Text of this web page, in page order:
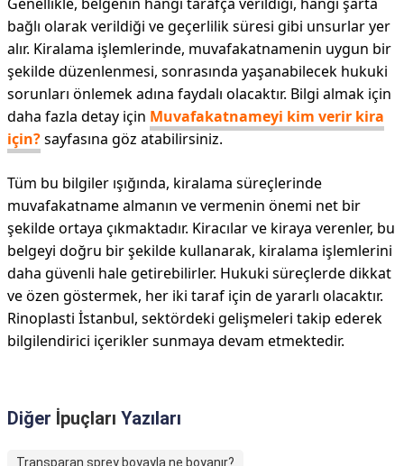
bağlı olarak verildiği ve geçerlilik süresi gibi unsurlar yer
alır. Kiralama işlemlerinde, muvafakatnamenin uygun bir
şekilde düzenlenmesi, sonrasında yaşanabilecek hukuki
sorunları önlemek adına faydalı olacaktır. Bilgi almak için
daha fazla detay için Muvafakatnameyi kim verir kira
için?sayfasına göz atabilirsiniz.
Tüm bu bilgiler ışığında, kiralama süreçlerinde
muvafakatname almanın ve vermenin önemi net bir
şekilde ortaya çıkmaktadır. Kiracılar ve kiraya verenler, bu
belgeyi doğru bir şekilde kullanarak, kiralama işlemlerini
daha güvenli hale getirebilirler. Hukuki süreçlerde dikkat
ve özen göstermek, her iki taraf için de yararlı olacaktır.
Rinoplasti İstanbul, sektördeki gelişmeleri takip ederek
bilgilendirici içerikler sunmaya devam etmektedir.
Diğer İpuçları Yazıları
Transparan sprey boyayla ne boyanır?